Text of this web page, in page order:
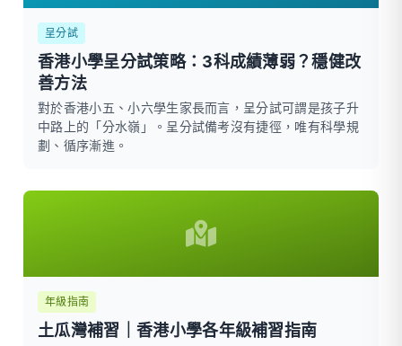
呈分試
香港小學呈分試策略：3科成績薄弱？穩健改
善方法
對於香港小五、小六學生家長而言，呈分試可謂是孩子升
中路上的「分水嶺」。呈分試備考沒有捷徑，唯有科學規
劃、循序漸進。
年級指南
土瓜灣補習｜香港小學各年級補習指南